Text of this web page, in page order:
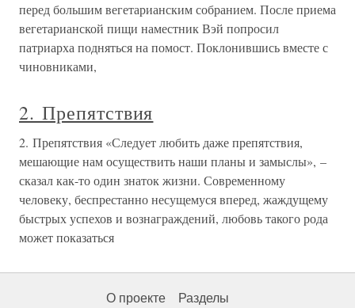
перед большим вегетарианским собранием. После приема
вегетарианской пищи наместник Вэй попросил
патриарха подняться на помост. Поклонившись вместе с
чиновниками,
2. Препятствия
2. Препятствия «Следует любить даже препятствия,
мешающие нам осуществить наши планы и замыслы», –
сказал как-то один знаток жизни. Современному
человеку, беспрестанно несущемуся вперед, жаждущему
быстрых успехов и вознаграждений, любовь такого рода
может показаться
О проекте Разделы